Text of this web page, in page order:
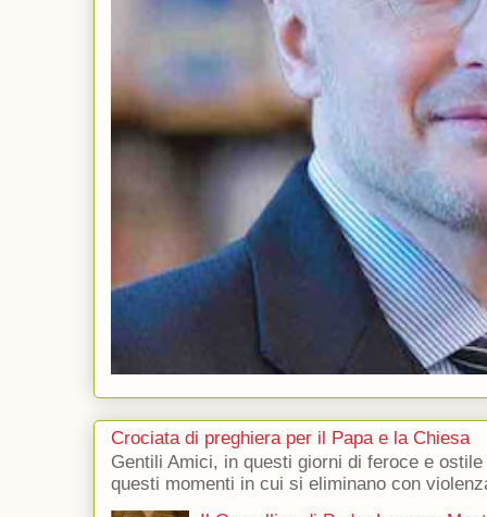
Crociata di preghiera per il Papa e la Chiesa
Gentili Amici, in questi giorni di feroce e
questi momenti in cui si eliminano con